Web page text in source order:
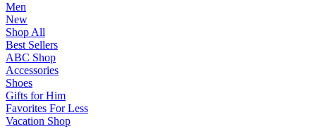
Men
New
Shop All
Best Sellers
ABC Shop
Accessories
Shoes
Gifts for Him
Favorites For Less
Vacation Shop